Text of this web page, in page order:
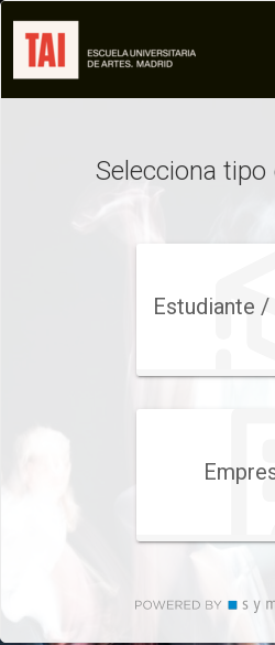
Selecciona tipo
Estudiante /​